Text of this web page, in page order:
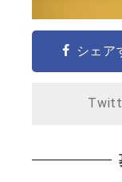
シェア